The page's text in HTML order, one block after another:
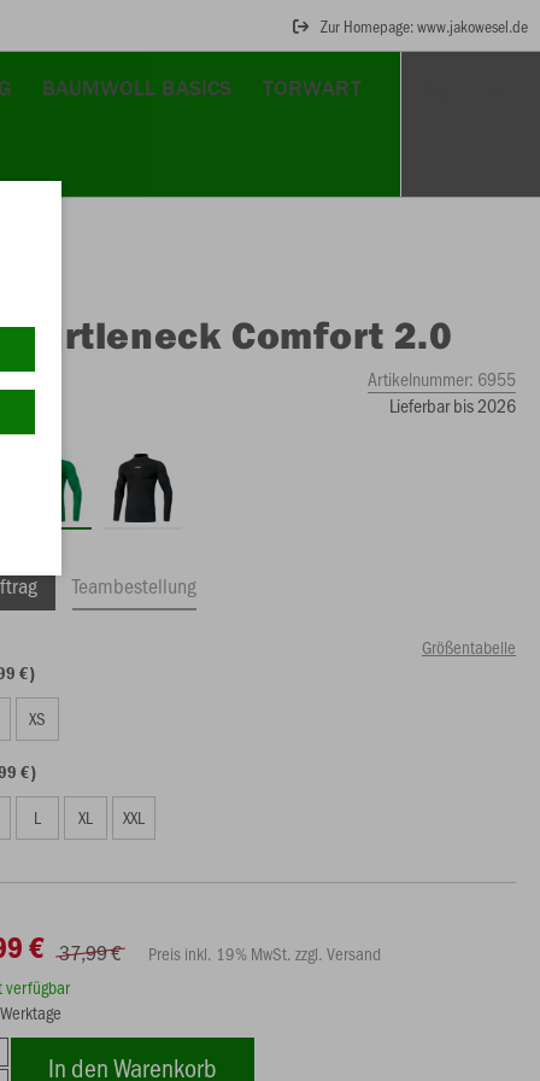
Zur Homepage: www.jakowesel.de
BAUMWOLL BASICS TORWART
Turtleneck Comfort 2.0
Artikelnummer: 6955
Lieferbar bis 2026
Teambestellung
Größentabelle
€)
XS
€)
L XL XXL
€ 37,99 €
Preis inkl. 19% MwSt. zzgl. Versand
verfügbar
In den Warenkorb